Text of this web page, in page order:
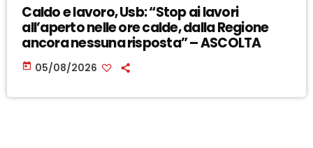
Caldo e lavoro, Usb: “Stop ai lavori
all’aperto nelle ore calde, dalla Regione
ancora nessuna risposta” – ASCOLTA
today 05/08/2026